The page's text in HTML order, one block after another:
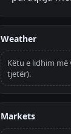
Weather
Këtu e lidhim më
tjetër).
Markets